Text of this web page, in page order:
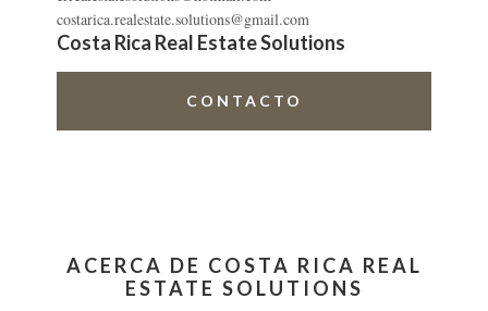
costarica.realestate.solutions@gmail.com
Costa Rica Real Estate Solutions
CONTACTO
ACERCA DE COSTA RICA REAL
ESTATE SOLUTIONS